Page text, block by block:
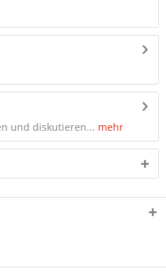
und diskutieren... mehr